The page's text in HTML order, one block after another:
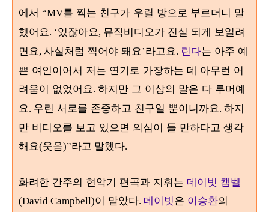
에서 “MV를 찍는 친구가 우릴 방으로 부르더니 말
했어요. ‘있잖아요, 뮤직비디오가 진실 되게 보일려
면요, 사실처럼 찍어야 돼요’라고요. 린다는 아주 예
쁜 여인이어서 저는 연기로 가장하는 데 아무런 어
려움이 없었어요. 하지만 그 이상의 말은 다 루머예
요. 우린 서로를 존중하고 친구일 뿐이니까요. 하지
만 비디오를 보고 있으면 의심이 들 만하다고 생각
해요(웃음)”라고 말했다.
화려한 간주의 현악기 편곡과 지휘는 데이빗 캠벨
(David Campbell)이 맡았다. 데이빗은 이승환의